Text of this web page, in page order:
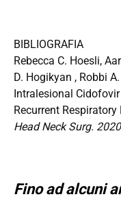
BIBLIOGRAFIA
Rebecca C. Hoesli,
D. Hogikyan , Robbi
Intralesional
Recurrent
Head Neck Surg.
Fino ad alcuni